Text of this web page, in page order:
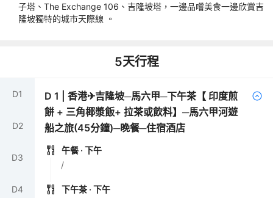
子塔、The Exchange 106、吉隆坡塔，一邊品嚐美食一邊欣賞吉
隆坡獨特的城市天際線 。
5天行程
D1
D2
D3
D4
D1 |香港✈吉隆坡─馬六甲─下午茶【 印度煎
餅 + 三角椰漿飯+ 拉茶或飲料】─馬六甲河遊
船之旅(45分鐘)─晚餐─住宿酒店
午餐 · 下午
/
下午茶 · 下午